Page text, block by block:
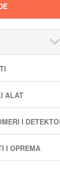
ALAT
I
I OPREMA